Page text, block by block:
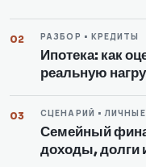
02 РАЗБОР • КРЕДИТЫ
Ипотека: как
реальную
03 СЦЕНАРИЙ •
Семейный
доходы, долги